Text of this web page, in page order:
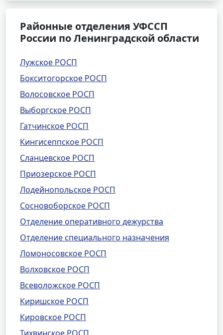
Районные отделения УФССП
России по Ленинградской области
Лужское РОСП
Бокситогорское РОСП
Волосовское РОСП
Выборгское РОСП
Гатчинское РОСП
Кингисеппское РОСП
Сланцевское РОСП
Приозерское РОСП
Лодейнопольское РОСП
Сосновоборское РОСП
Отделение оперативного дежурства
Отделение специального назначения
Ломоносовское РОСП
Волховское РОСП
Всеволожское РОСП
Киришское РОСП
Кировское РОСП